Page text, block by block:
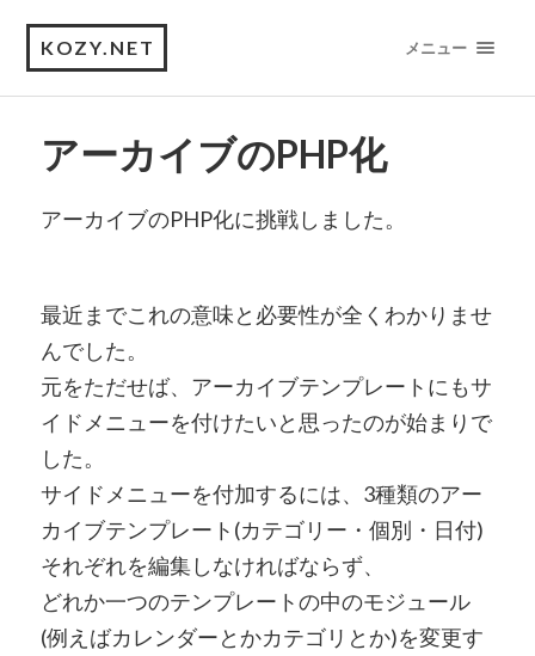
KOZY.NET メニュー
アーカイブのPHP化
アーカイブのPHP化に挑戦しました。
最近までこれの意味と必要性が全くわかりませ
んでした。
元をただせば、アーカイブテンプレートにもサ
イドメニューを付けたいと思ったのが始まりで
した。
サイドメニューを付加するには、3種類のアー
カイブテンプレート(カテゴリー・個別・日付)
それぞれを編集しなければならず、
どれか一つのテンプレートの中のモジュール
(例えばカレンダーとかカテゴリとか)を変更す